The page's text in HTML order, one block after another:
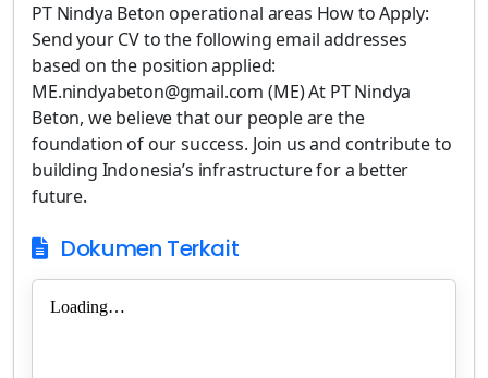
PT Nindya Beton operational areas How to Apply:
Send your CV to the following email addresses
based on the position applied:
ME.nindyabeton@gmail.com (ME) At PT Nindya
Beton, we believe that our people are the
foundation of our success. Join us and contribute to
building Indonesia’s infrastructure for a better
future.
Dokumen Terkait